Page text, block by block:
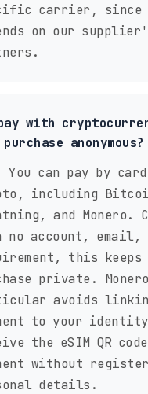
carrier, since
on our
with
anonymous?
You can pay by
including
and Monero.
no account, email,
this keeps
private.
avoids
to your
the eSIM QR
without
details.